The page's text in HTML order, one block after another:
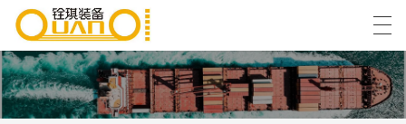
العربية বাংলা ভাষার English Español